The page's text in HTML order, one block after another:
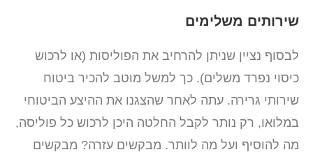
שירותים משלימים
לבסוף נציין שניתן להרחיב את הפוליסות (או לרכוש
כיסוי נפרד משלים). כך למשל מוטב להכיר ביטוח
שירותי גרירה. עתה לאחר שהצגנו את ההיצע הביטוחי
במלואו, רק נותר לקבל החלטה היכן לרכוש כל פוליסה,
מה להוסיף ועל מה לוותר. מבקשים עזרה? מבקשים